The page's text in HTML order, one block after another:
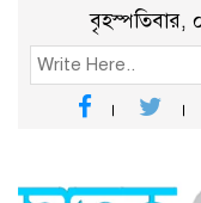
বৃহস্পতিবার,